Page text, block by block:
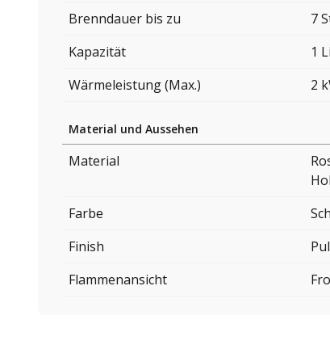
Brenndauer bis zu
7
Kapazität
1
Wärmeleistung (Max.)
2
Material und Aussehen
Material
Farbe
Finish
Flammenansicht